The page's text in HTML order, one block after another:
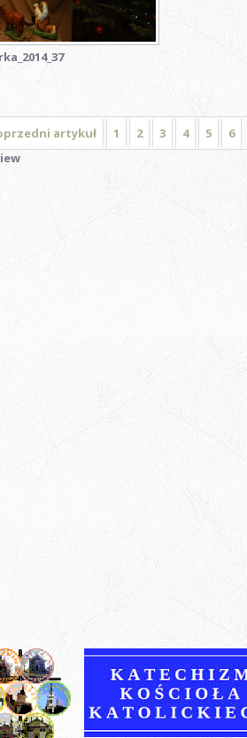
artykuł 1 2 3 4 5 6